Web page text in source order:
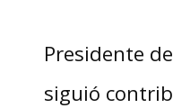
Presidente
siguió